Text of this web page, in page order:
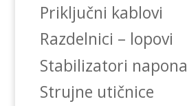
Priključni kablovi
Razdelnici – lopovi
Stabilizatori napona
Strujne utičnice